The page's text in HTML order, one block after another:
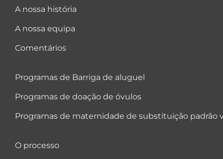
A nossa história
A nossa equipa
Comentários
Programas de Barriga de aluguel
Programas de doação de óvulos
Programas de maternidade de substituição padrão
O processo